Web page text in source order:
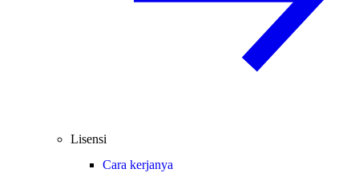
Lisensi
Cara kerjanya